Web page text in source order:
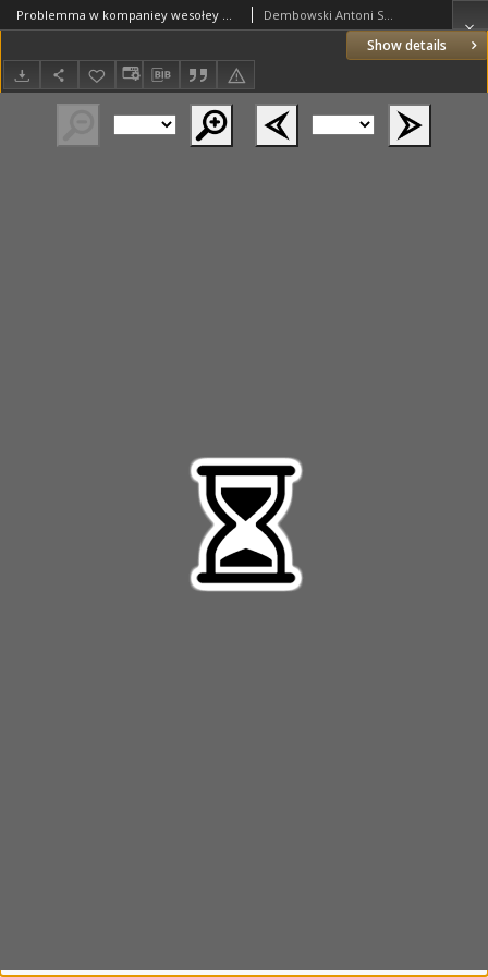
Show details
Problemma w kompaniey wesołey wszczęte, co by lepiej było? czy żeby ludzie nie iedli ani pili. (przyp.) Tusząc, żeby przez to ustały nie tylko vitia Deboszow, y skutki ich złe, ale też owo frigidum verbum meum et tuum. (koniec przyp.) czy żeby tak, jako teraz, z pracy rąk żyli? jest okazyą do tego dialogu, ktory pod historya ludu orientalnego historico-poetyczna wywodzi inwencya. Dembowski Antoni Sebastian, bp kujawski